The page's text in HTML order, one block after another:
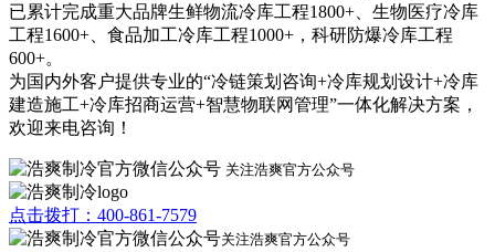
已累计完成重大品牌生鲜物流冷库工程1800+、生物医疗冷库
工程1600+、食品加工冷库工程1000+，科研防爆冷库工程
600+。
为国内外客户提供专业的“冷链策划咨询+冷库规划设计+冷库
建造施工+冷库招商运营+智慧物联网管理”一体化解决方案，
欢迎来电咨询！
关注浩爽官方公众号
点击拨打：400-861-7579
关注浩爽官方公众号